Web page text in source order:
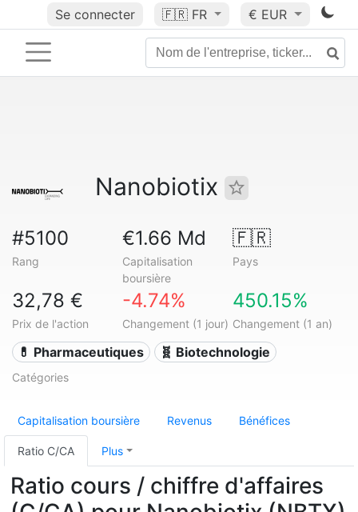
Se connecter 🇫🇷 FR € EUR
Nanobiotix
#5100
Rang
€1.66 Md
Capitalisation
boursière
🇫🇷
Pays
32,78 €
Prix de l'action
-4.74%
Changement (1 jour)
450.15%
Changement (1 an)
💊 Pharmaceutiques 🧬 Biotechnologie
Catégories
Capitalisation boursière Revenus Bénéfices
Ratio C/CA Plus
Ratio cours / chiffre d'affaires